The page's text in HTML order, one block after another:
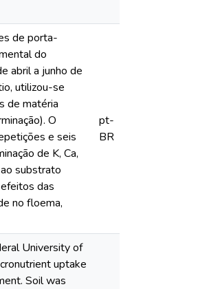
de porta-
do
abril a junho de
utilizou-se
de matéria
O
e seis
de K, Ca,
substrato
das
no floema,
pt-
BR
University of
uptake
Soil was